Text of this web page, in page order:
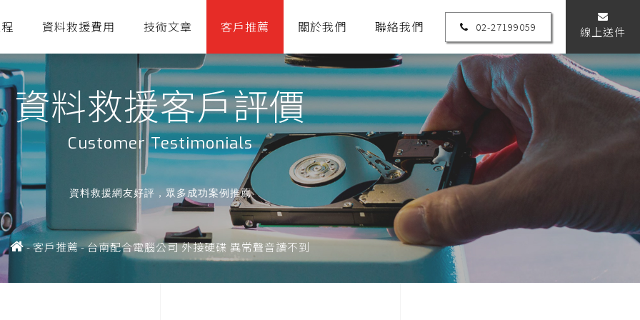
資料救援費用 技術文章 客戶推薦 關於我們 聯絡我們 02-27199059 線上送件
資料救援客戶評價
Customer Testimonials
資料救援網友好評，眾多成功案例推薦
-客戶推薦-台南配合電腦公司 外接硬碟 異常聲音讀不到